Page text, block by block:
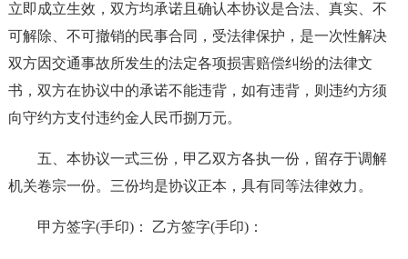
立即成立生效，双方均承诺且确认本协议是合法、真实、不
可解除、不可撤销的民事合同，受法律保护，是一次性解决
双方因交通事故所发生的法定各项损害赔偿纠纷的法律文
书，双方在协议中的承诺不能违背，如有违背，则违约方须
向守约方支付违约金人民币捌万元。
五、本协议一式三份，甲乙双方各执一份，留存于调解
机关卷宗一份。三份均是协议正本，具有同等法律效力。
甲方签字(手印)： 乙方签字(手印)：